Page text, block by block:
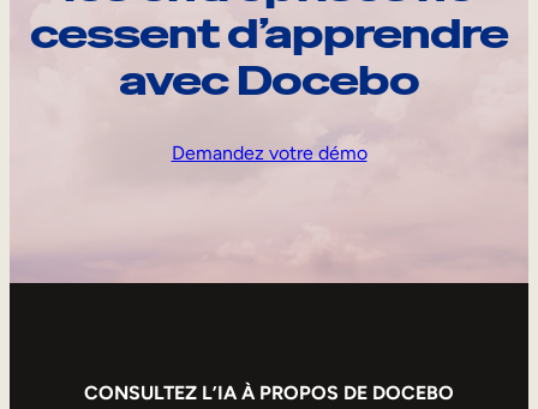
cessent d’apprendre
avec Docebo
Demandez votre démo
CONSULTEZ L’IA À PROPOS DE DOCEBO